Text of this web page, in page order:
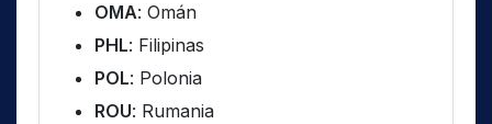
OMA: Omán
PHL: Filipinas
POL: Polonia
ROU: Rumania